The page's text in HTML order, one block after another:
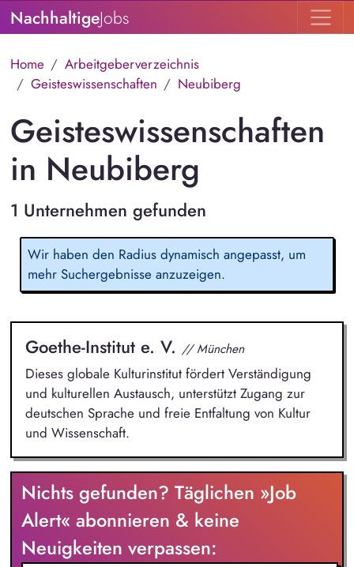
NachhaltigeJobs
Home
Arbeitgeberverzeichnis
Geisteswissenschaften
Neubiberg
Geisteswissenschaften
in Neubiberg
1 Unternehmen gefunden
Wir haben den Radius dynamisch angepasst, um
mehr Suchergebnisse anzuzeigen.
Goethe-Institut e. V. // München
Dieses globale Kulturinstitut fördert Verständigung
und kulturellen Austausch, unterstützt Zugang zur
deutschen Sprache und freie Entfaltung von Kultur
und Wissenschaft.
Nichts gefunden? Täglichen »Job
Alert« abonnieren & keine
Neuigkeiten verpassen: